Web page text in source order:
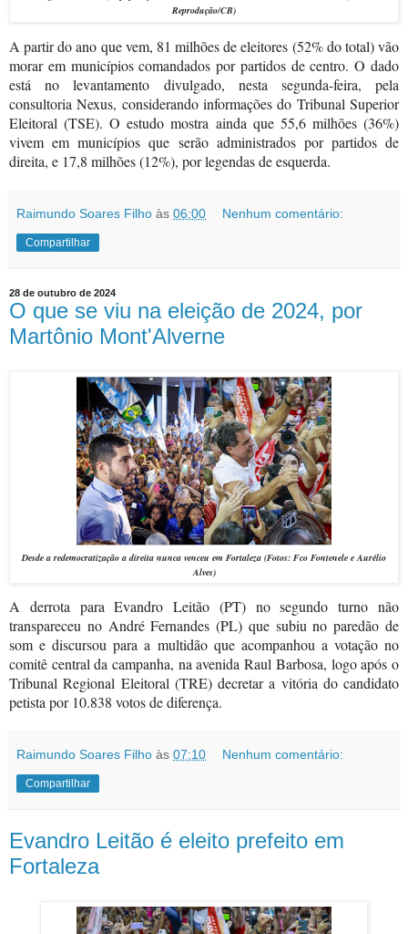
Reprodução/CB)
A partir do ano que vem, 81 milhões de eleitores (52% do total) vão
morar em municípios comandados por partidos de centro. O dado
está no levantamento divulgado, nesta segunda-feira, pela
consultoria Nexus, considerando informações do Tribunal Superior
Eleitoral (TSE). O estudo mostra ainda que 55,6 milhões (36%)
vivem em municípios que serão administrados por partidos de
direita, e 17,8 milhões (12%), por legendas de esquerda.
Raimundo Soares Filho às 06:00 Nenhum comentário:
Compartilhar
28 de outubro de 2024
O que se viu na eleição de 2024, por
Martônio Mont'Alverne
Desde a redemocratização a direita nunca venceu em Fortaleza (Fotos: Fco Fontenele e Aurélio
Alves)
A derrota para Evandro Leitão (PT) no segundo turno não
transpareceu no André Fernandes (PL) que subiu no paredão de
som e discursou para a multidão que acompanhou a votação no
comitê central da campanha, na avenida Raul Barbosa, logo após o
Tribunal Regional Eleitoral (TRE) decretar a vitória do candidato
petista por 10.838 votos de diferença.
Raimundo Soares Filho às 07:10 Nenhum comentário:
Compartilhar
Evandro Leitão é eleito prefeito em
Fortaleza